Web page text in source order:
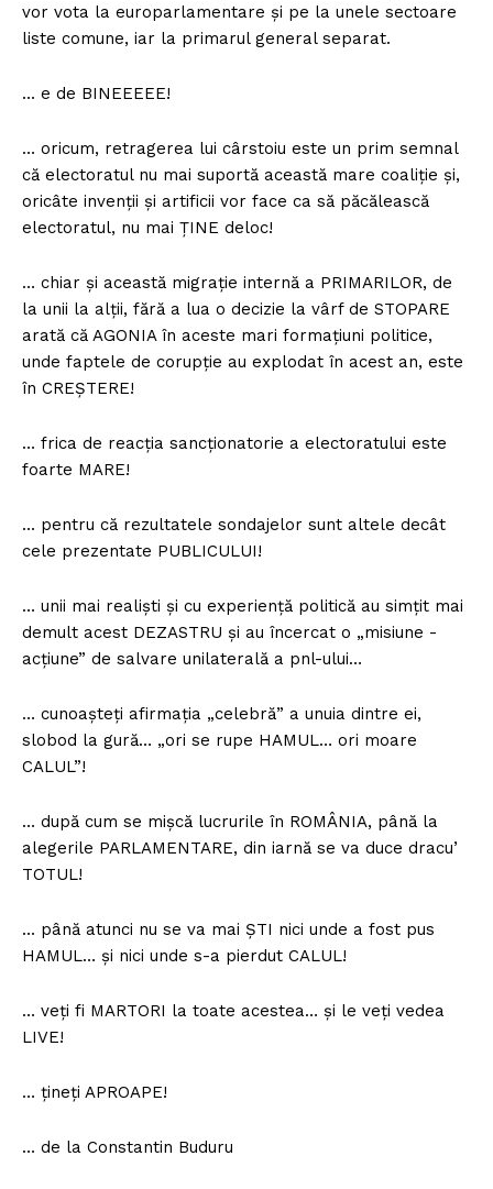
vor vota la europarlamentare și pe la unele sectoare
liste comune, iar la primarul general separat.
… e de BINEEEEE!
… oricum, retragerea lui cârstoiu este un prim semnal
că electoratul nu mai suportă această mare coaliție și,
oricâte invenții și artificii vor face ca să păcălească
electoratul, nu mai ȚINE deloc!
… chiar și această migrație internă a PRIMARILOR, de
la unii la alții, fără a lua o decizie la vârf de STOPARE
arată că AGONIA în aceste mari formațiuni politice,
unde faptele de corupție au explodat în acest an, este
în CREȘTERE!
… frica de reacția sancționatorie a electoratului este
foarte MARE!
… pentru că rezultatele sondajelor sunt altele decât
cele prezentate PUBLICULUI!
… unii mai realiști și cu experiență politică au simțit mai
demult acest DEZASTRU și au încercat o „misiune -
acțiune” de salvare unilaterală a pnl-ului…
… cunoașteți afirmația „celebră” a unuia dintre ei,
slobod la gură… „ori se rupe HAMUL… ori moare
CALUL”!
… după cum se mișcă lucrurile în ROMÂNIA, până la
alegerile PARLAMENTARE, din iarnă se va duce dracu’
TOTUL!
… până atunci nu se va mai ȘTI nici unde a fost pus
HAMUL… și nici unde s-a pierdut CALUL!
… veți fi MARTORI la toate acestea… și le veți vedea
LIVE!
… țineți APROAPE!
… de la Constantin Buduru